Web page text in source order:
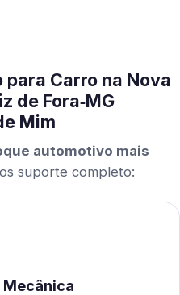
Carro na Nova
de Fora‑MG
Mim
automotivo mais
suporte completo:
Mecânica